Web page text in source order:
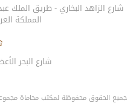
المملكة
شارع البحر
جميع الحقوق محفوظة لمكتب محاماة